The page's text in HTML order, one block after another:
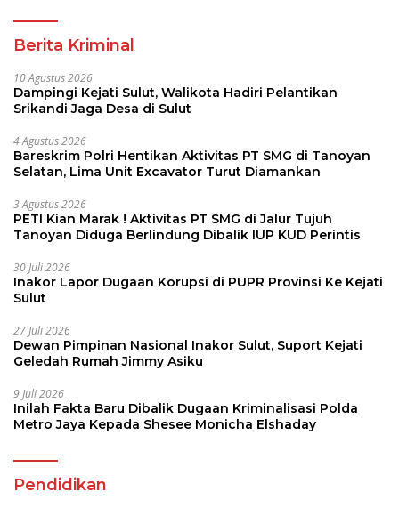
Berita Kriminal
10 Agustus 2026
Dampingi Kejati Sulut, Walikota Hadiri Pelantikan
Srikandi Jaga Desa di Sulut
4 Agustus 2026
Bareskrim Polri Hentikan Aktivitas PT SMG di Tanoyan
Selatan, Lima Unit Excavator Turut Diamankan
3 Agustus 2026
PETI Kian Marak ! Aktivitas PT SMG di Jalur Tujuh
Tanoyan Diduga Berlindung Dibalik IUP KUD Perintis
30 Juli 2026
Inakor Lapor Dugaan Korupsi di PUPR Provinsi Ke Kejati
Sulut
27 Juli 2026
Dewan Pimpinan Nasional Inakor Sulut, Suport Kejati
Geledah Rumah Jimmy Asiku
9 Juli 2026
Inilah Fakta Baru Dibalik Dugaan Kriminalisasi Polda
Metro Jaya Kepada Shesee Monicha Elshaday
Pendidikan